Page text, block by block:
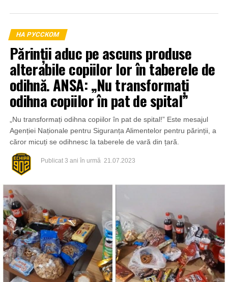
НА РУССКОМ
Părinții aduc pe ascuns produse
alterabile copiilor lor în taberele de
odihnă. ANSA: „Nu transformați
odihna copiilor în pat de spital”
„Nu transformați odihna copiilor în pat de spital!” Este mesajul
Agenției Naționale pentru Siguranța Alimentelor pentru părinții, a
căror micuți se odihnesc la taberele de vară din țară.
Publicat 3 ani în urmă 21.07.2023